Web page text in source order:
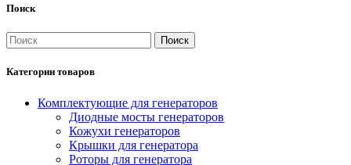
Поиск
Поиск
Категории товаров
Комплектующие для генераторов
Диодные мосты генераторов
Кожухи генераторов
Крышки для генератора
Роторы для генератора